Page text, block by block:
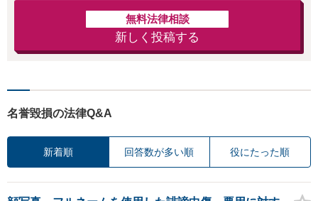
無料法律相談
新しく投稿する
名誉毀損の法律Q&A
新着順 回答数が多い順 役にたった順